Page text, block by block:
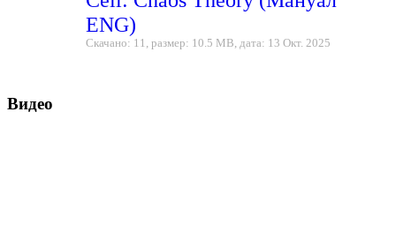
ENG)
Скачано: 11, размер: 10.5 MB, дата: 13 Окт. 2025
Видео